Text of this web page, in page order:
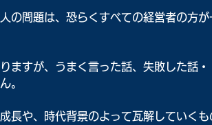
の問題は、恐らくすべての経営者の方が
ますが、うまく言った話、失敗した話・
。
長や、時代背景のよって瓦解していくも